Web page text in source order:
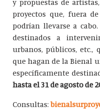
proyectos que, fuera
podrían llevarse a
destinados a
urbanos, públicos, etc.,
que hagan de la Bienal
específicamente
hasta el 31 de agosto de
Consultas: